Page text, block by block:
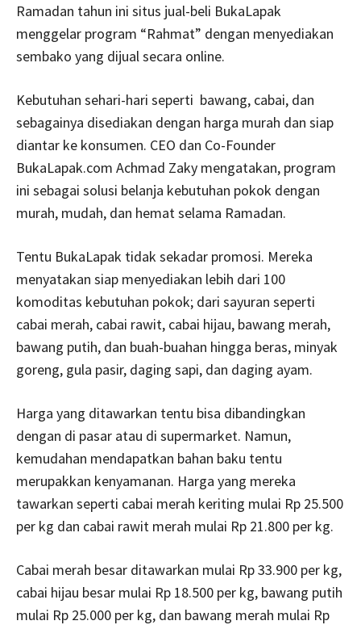
Ramadan tahun ini situs jual-beli BukaLapak
menggelar program “Rahmat” dengan menyediakan
sembako yang dijual secara online.
Kebutuhan sehari-hari seperti bawang, cabai, dan
sebagainya disediakan dengan harga murah dan siap
diantar ke konsumen. CEO dan Co-Founder
BukaLapak.com Achmad Zaky mengatakan, program
ini sebagai solusi belanja kebutuhan pokok dengan
murah, mudah, dan hemat selama Ramadan.
Tentu BukaLapak tidak sekadar promosi. Mereka
menyatakan siap menyediakan lebih dari 100
komoditas kebutuhan pokok; dari sayuran seperti
cabai merah, cabai rawit, cabai hijau, bawang merah,
bawang putih, dan buah-buahan hingga beras, minyak
goreng, gula pasir, daging sapi, dan daging ayam.
Harga yang ditawarkan tentu bisa dibandingkan
dengan di pasar atau di supermarket. Namun,
kemudahan mendapatkan bahan baku tentu
merupakkan kenyamanan. Harga yang mereka
tawarkan seperti cabai merah keriting mulai Rp 25.500
per kg dan cabai rawit merah mulai Rp 21.800 per kg.
Cabai merah besar ditawarkan mulai Rp 33.900 per kg,
cabai hijau besar mulai Rp 18.500 per kg, bawang putih
mulai Rp 25.000 per kg, dan bawang merah mulai Rp